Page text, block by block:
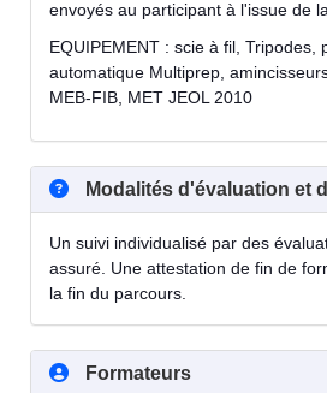
envoyés au participant à l'issue de
EQUIPEMENT : scie à fil, Tripodes,
automatique Multiprep,
MEB-FIB, MET JEOL 2010
Modalités d'évaluation et
Un suivi individualisé par des
assuré. Une attestation de fin de
la fin du parcours.
Formateurs